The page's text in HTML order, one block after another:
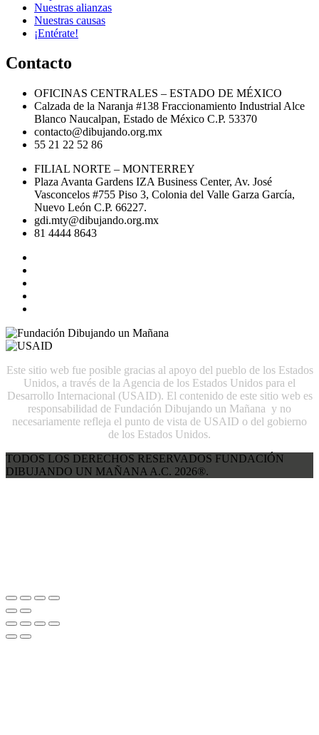
Nuestras alianzas
Nuestras causas
¡Entérate!
Contacto
OFICINAS CENTRALES – ESTADO DE MÉXICO
Calzada de la Naranja #138 Fraccionamiento Industrial Alce
Blanco Naucalpan, Estado de México C.P. 53370
contacto@dibujando.org.mx
55 21 22 52 86
FILIAL NORTE – MONTERREY
Plaza Avanta Gardens IZA Business Center, Av. José
Vasconcelos #755 Piso 3, Colonia del Valle Garza García,
Nuevo León C.P. 66227.
gdi.mty@dibujando.org.mx
81 4444 8643
Este sitio web fue posible gracias al apoyo del pueblo de los Estados
Unidos, a través de la Agencia de los Estados Unidos para el
Desarrollo Internacional (USAID). El contenido de este sitio web es
responsabilidad de Fundación Dibujando un Mañana y no
necesariamente refleja el punto de vista de USAID o del gobierno
de los Estados Unidos.
TODOS LOS DERECHOS RESERVADOS FUNDACIÓN
DIBUJANDO UN MAÑANA A.C. 2026®.